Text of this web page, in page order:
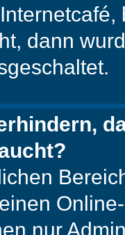
dann
nur